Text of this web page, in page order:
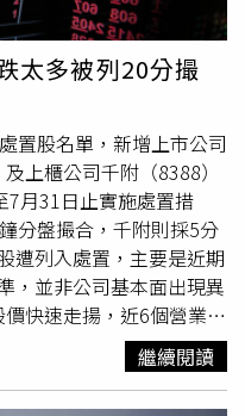
太多被列20分撮
置股名單，新增上市公司
上櫃公司千附（8388）
7月31日止實施處置措
分盤撮合，千附則採5分
遭列入處置，主要是近期
，並非公司基本面出現異
快速走揚，近6個營業日
布注意交易資訊暨處置
撮合，每20分鐘集合競
格劇烈波動風險。● 日
繼續閱讀